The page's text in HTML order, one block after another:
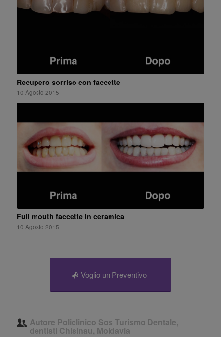
Recupero sorriso con faccette
10 Agosto 2015
Full mouth faccette in ceramica
10 Agosto 2015
Voglio un Preventivo
Autore Policlinico Sos Turismo Dentale,
dentisti Chisinau, Moldavia